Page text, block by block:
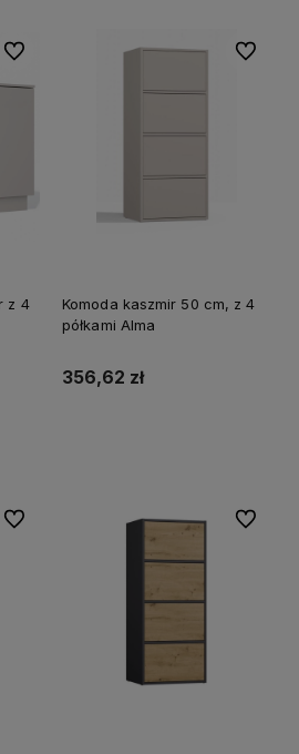
z 4
Do ulubionych
Komoda kaszmir 50 cm, z 4
półkami Alma
356,62 zł
Do
Do ulubionych Do